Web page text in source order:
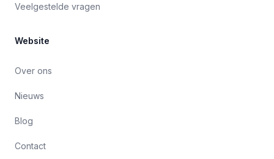
Veelgestelde vragen
Website
Over ons
Nieuws
Blog
Contact